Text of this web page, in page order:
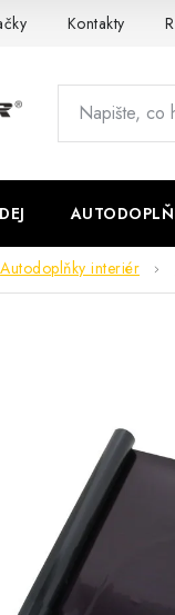
Kontakty
Autodoplňky interiér